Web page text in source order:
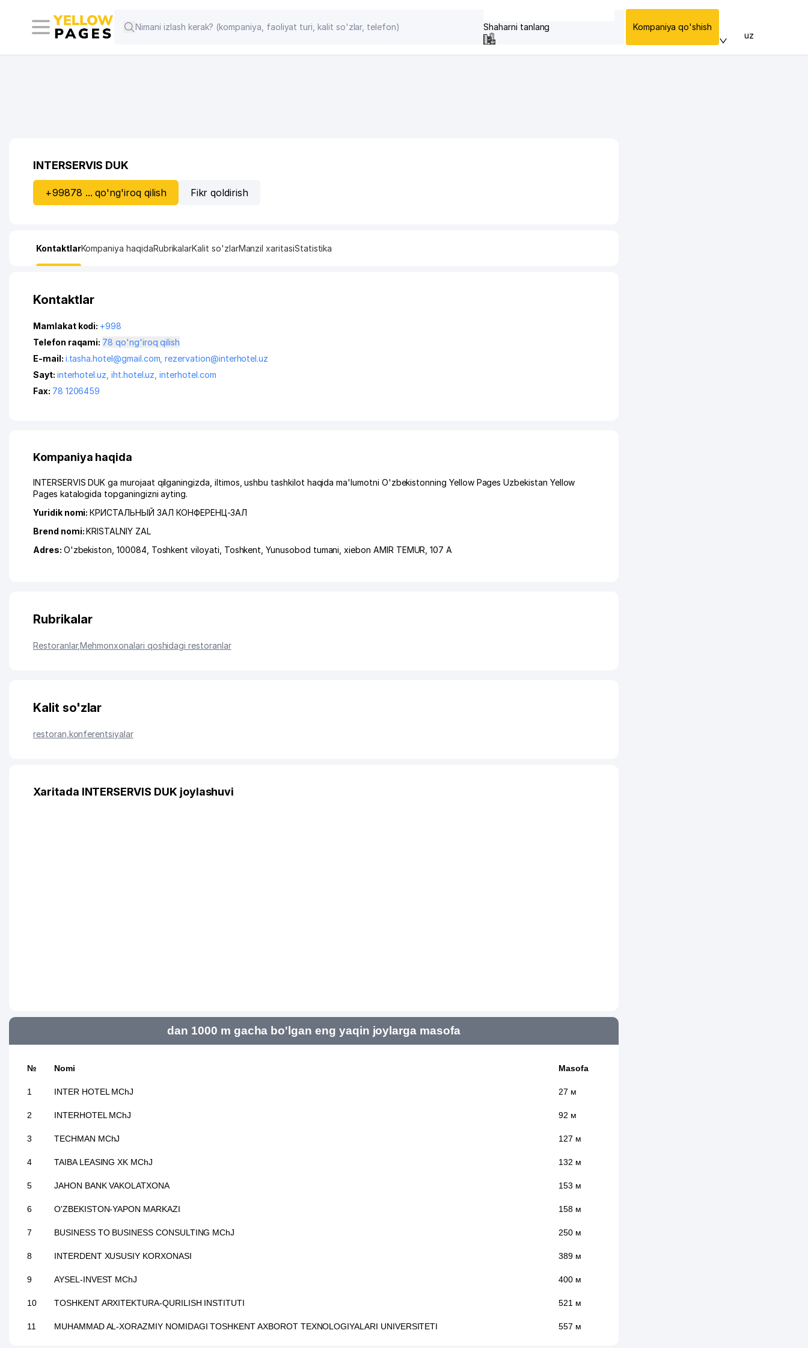
Shaharni tanlang Kompaniya qo'shish
uz
INTERSERVIS DUK
+99878 ... qo'ng'iroq qilish Fikr qoldirish
KontaktlarKompaniya haqidaRubrikalarKalit so'zlarManzil xaritasiStatistika
Kontaktlar
Mamlakat kodi: +998
Telefon raqami:
78 qo'ng'iroq qilish
E-mail: i.tasha.hotel@gmail.com ,rezervation@interhotel.uz
Sayt: interhotel.uz iht.hotel.uz ,interhotel.com
Fax: 78 1206459
Kompaniya haqida
INTERSERVIS DUK ga murojaat qilganingizda, iltimos, ushbu tashkilot haqida ma'lumotni O'zbekistonning Yellow Pages Uzbekistan Yellow
Pages katalogida topganingizni ayting.
Yuridik nomi:КРИСТАЛЬНЫЙ ЗАЛ КОНФЕРЕНЦ-ЗАЛ
Brend nomi:KRISTALNIY ZAL
Adres: O'zbekiston, 100084, Toshkent viloyati Toshkent ,Yunusobod tumani ,xiеbon AMIR TEMUR , 107 А
Rubrikalar
Restoranlar,Mehmonxonalari qoshidagi restoranlar
Kalit so'zlar
restoran konferentsiyalar
Xaritada INTERSERVIS DUK joylashuvi
dan 1000 m gacha bo'lgan eng yaqin joylarga masofa
№ Nomi Masofa
1 INTER HOTEL MChJ 27 м
2 INTERHOTEL MChJ 92 м
3 TECHMAN MChJ 127 м
4 TAIBA LEASING XK MChJ 132 м
5 JAHON BANK VAKOLATXONA 153 м
6 O'ZBEKISTON-YAPON MARKAZI 158 м
7 BUSINESS TO BUSINESS CONSULTING MChJ 250 м
8 INTERDENT XUSUSIY KORXONASI 389 м
9 AYSEL-INVEST MChJ 400 м
10 TOSHKENT ARXITEKTURA-QURILISH INSTITUTI 521 м
11 MUHAMMAD AL-XORAZMIY NOMIDAGI TOSHKENT AXBOROT TEXNOLOGIYALARI UNIVERSITETI 557 м